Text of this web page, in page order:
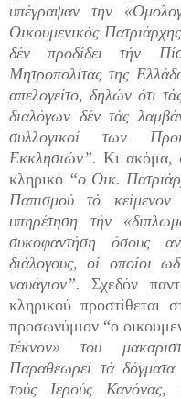
υπέγραψαν την
Οικουμενικός
δέν προδίδει τήν
Μητροπολίτας της
απελογείτο, δηλών ότι
διαλόγων δέν τάς
συλλογικοί των
Εκκλησιών”. Κι ακόμα,
κληρικό “ο Οικ.
Παπισμού τό
υπηρέτηση τήν
συκοφαντήση όσους
διάλογους, οί οποίοι
ναυάγιον”.Σχεδόν
κληρικού προστίθεται
προσωνύμιον “ο
τέκνον» του
Παραθεωρεί τά
τούς Ιερούς Κανόνας,